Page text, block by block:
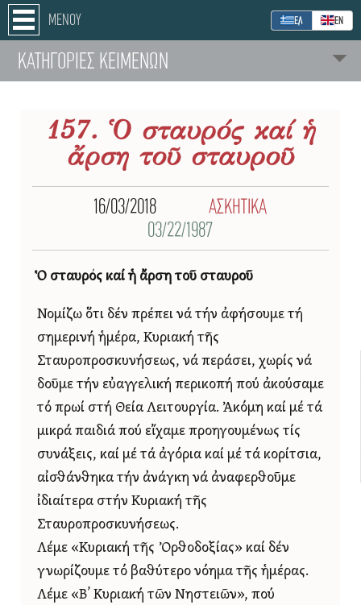
ΜΕΝΟΥ ΕΛ ΕΝ
ΚΑΤΗΓΟΡΙΕΣ ΚΕΙΜΕΝΩΝ
157. Ὁ σταυρός καί ἡ
ἄρση τοῦ σταυροῦ
16/03/2018
ΑΣΚΗΤΙΚΑ
03/22/1987
Ὁ σταυρός καί ἡ ἄρση τοῦ σταυροῦ
Νομίζω ὅτι δέν πρέπει νά τήν ἀφήσουμε τή
σημερινή ἡμέρα, Κυριακή τῆς
Σταυροπροσκυνήσεως, νά περάσει, χωρίς νά
δοῦμε τήν εὐαγγελική περικοπή πού ἀκούσαμε
τό πρωί στή Θεία Λειτουργία. Ἀκόμη καί μέ τά
μικρά παιδιά πού εἴχαμε προηγουμένως τίς
συνάξεις, καί μέ τά ἀγόρια καί μέ τά κορίτσια,
αἰσθάνθηκα τήν ἀνάγκη νά ἀναφερθοῦμε
ἰδιαίτερα στήν Κυριακή τῆς
Σταυροπροσκυνήσεως.
Λέμε «Κυριακή τῆς Ὀρθοδοξίας» καί δέν
γνωρίζουμε τό βαθύτερο νόημα τῆς ἡμέρας.
Λέμε «Β’ Κυριακή τῶν Νηστειῶν», πού